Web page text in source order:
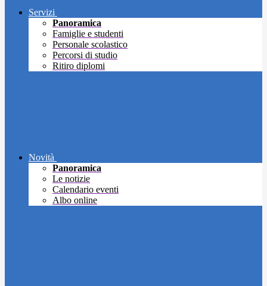
Servizi
Panoramica
Famiglie e studenti
Personale scolastico
Percorsi di studio
Ritiro diplomi
Novità
Panoramica
Le notizie
Calendario eventi
Albo online